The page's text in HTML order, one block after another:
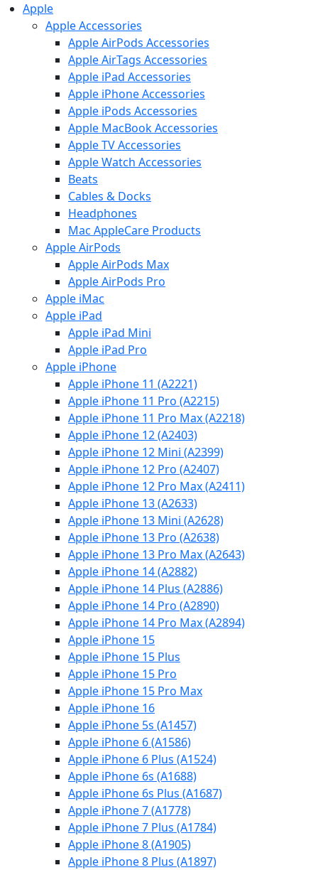
Apple
Apple Accessories
Apple AirPods Accessories
Apple AirTags Accessories
Apple iPad Accessories
Apple iPhone Accessories
Apple iPods Accessories
Apple MacBook Accessories
Apple TV Accessories
Apple Watch Accessories
Beats
Cables & Docks
Headphones
Mac AppleCare Products
Apple AirPods
Apple AirPods Max
Apple AirPods Pro
Apple iMac
Apple iPad
Apple iPad Mini
Apple iPad Pro
Apple iPhone
Apple iPhone 11 (A2221)
Apple iPhone 11 Pro (A2215)
Apple iPhone 11 Pro Max (A2218)
Apple iPhone 12 (A2403)
Apple iPhone 12 Mini (A2399)
Apple iPhone 12 Pro (A2407)
Apple iPhone 12 Pro Max (A2411)
Apple iPhone 13 (A2633)
Apple iPhone 13 Mini (A2628)
Apple iPhone 13 Pro (A2638)
Apple iPhone 13 Pro Max (A2643)
Apple iPhone 14 (A2882)
Apple iPhone 14 Plus (A2886)
Apple iPhone 14 Pro (A2890)
Apple iPhone 14 Pro Max (A2894)
Apple iPhone 15
Apple iPhone 15 Plus
Apple iPhone 15 Pro
Apple iPhone 15 Pro Max
Apple iPhone 16
Apple iPhone 5s (A1457)
Apple iPhone 6 (A1586)
Apple iPhone 6 Plus (A1524)
Apple iPhone 6s (A1688)
Apple iPhone 6s Plus (A1687)
Apple iPhone 7 (A1778)
Apple iPhone 7 Plus (A1784)
Apple iPhone 8 (A1905)
Apple iPhone 8 Plus (A1897)